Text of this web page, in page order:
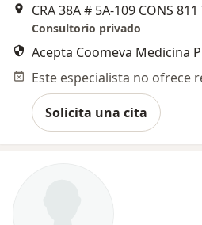
CRA 38A # 5A‐109 CONS 811
Consultorio privado
Acepta Coomeva Medicina
Solicita una cita